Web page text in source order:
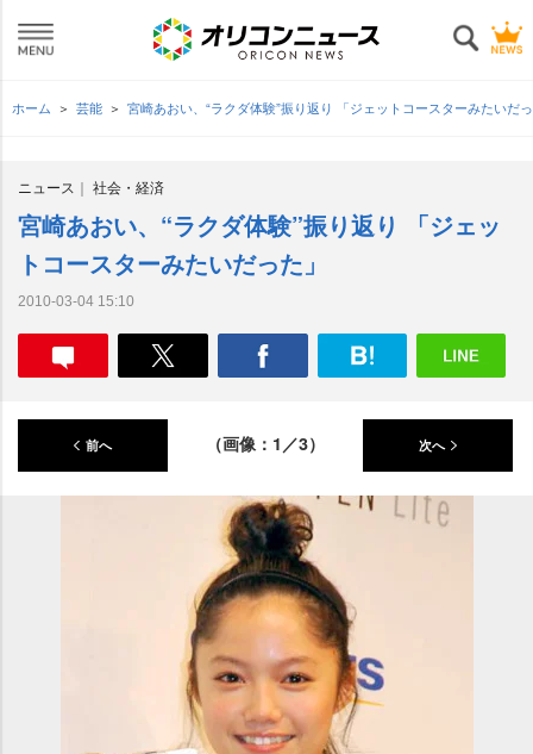
ホーム 芸能 宮崎あおい、“ラクダ体験”振り返り 「ジェットコースターみたいだ
ニュース 社会・経済
宮崎あおい、“ラクダ体験”振り返り 「ジェッ
トコースターみたいだった」
2010-03-04 15:10
前へ （画像：1／3） 次へ